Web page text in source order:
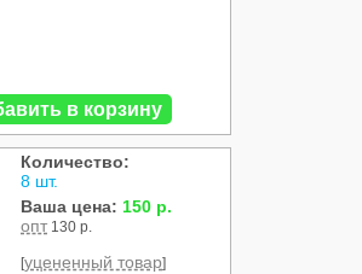
в корзину
Количество:
8 шт.
Ваша цена: 150 р.
опт 130 р.
[уцененный товар]